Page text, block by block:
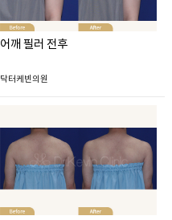
어깨 필러 전후
닥터케빈의원